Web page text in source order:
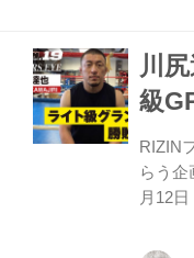
ット
画
ーによ
ー ≫
ト動
ター
川
級
RIZIN
らう企
月12
はな